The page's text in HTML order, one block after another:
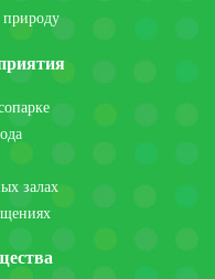
залах